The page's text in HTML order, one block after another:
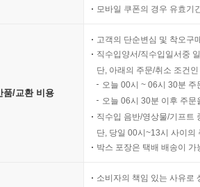
모바일 쿠폰의 경우 유효기
품/교환 비용
고객의 단순변심 및 착오구
직수입양서/직수입일서중
단, 아래의 주문/취소 조건
오늘 00시 ~ 06시 30분
오늘 06시 30분 이후 주
직수입 음반/영상물/기프트
단, 당일 00시~13시 사이의
박스 포장은 택배 배송이
소비자의 책임 있는 사유로